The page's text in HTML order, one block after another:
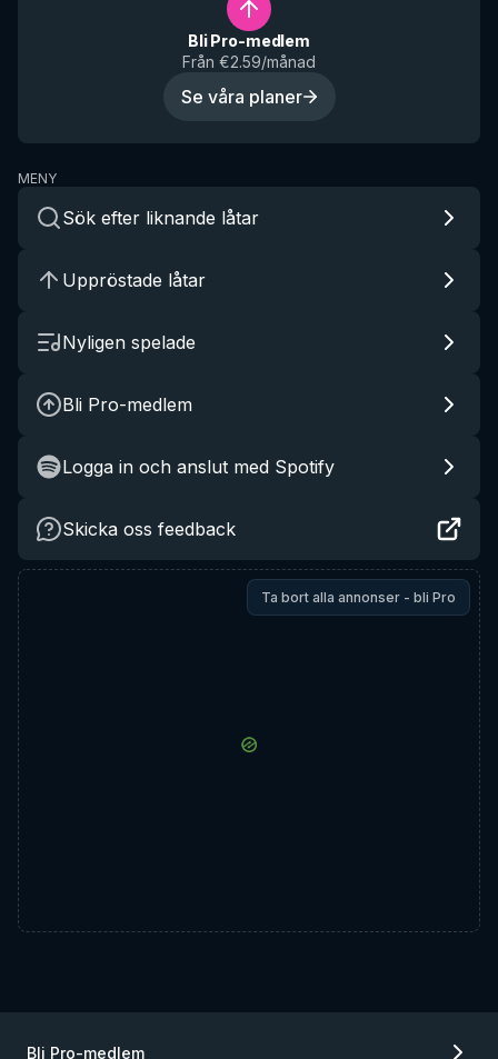
Bli Pro-medlem
Från €2.59/månad
Se våra planer
MENY
Sök efter liknande låtar
Uppröstade låtar
Nyligen spelade
Bli Pro-medlem
Logga in och anslut med Spotify
Skicka oss feedback
Ta bort alla annonser - bli Pro
Bli Pro-medlem